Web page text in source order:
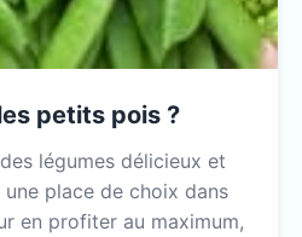
petits pois ?
légumes délicieux et
place de choix dans
en profiter au maximum,